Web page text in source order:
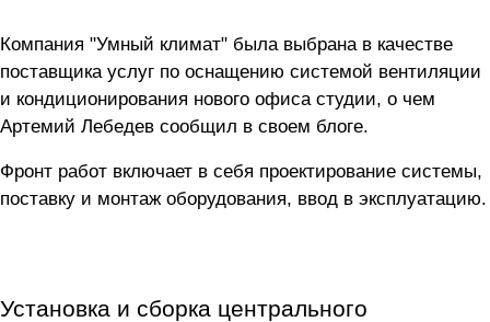
Компания "Умный климат" была выбрана в качестве
поставщика услуг по оснащению системой вентиляции
и кондиционирования нового офиса студии, о чем
Артемий Лебедев сообщил в своем блоге.
Фронт работ включает в себя проектирование системы,
поставку и монтаж оборудования, ввод в эксплуатацию.
Установка и сборка центрального